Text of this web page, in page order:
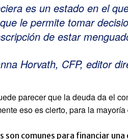
es un estado en el
le permite tomar
de estar
Horvath, CFP, editor
parecer que la deuda da el
eso es cierto, para la
son comunes para financiar